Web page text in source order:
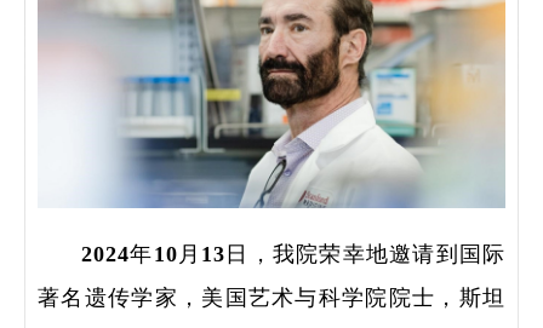
2024年10月13日，我院荣幸地邀请到国际
著名遗传学家，美国艺术与科学院院士，斯坦